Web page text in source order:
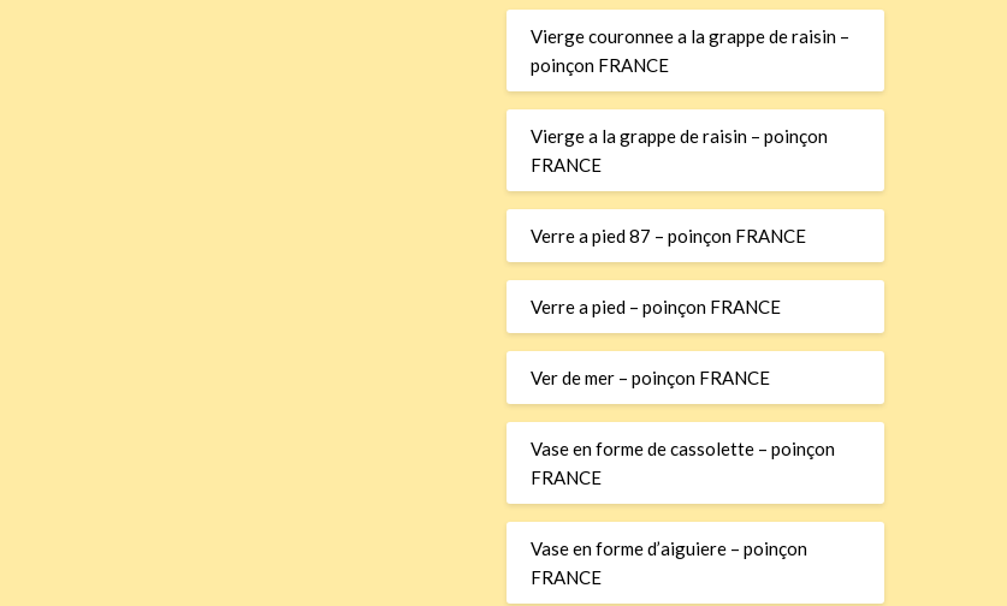
Vierge couronnee a la grappe de raisin –
poinçon FRANCE
Vierge a la grappe de raisin – poinçon
FRANCE
Verre a pied 87 – poinçon FRANCE
Verre a pied – poinçon FRANCE
Ver de mer – poinçon FRANCE
Vase en forme de cassolette – poinçon
FRANCE
Vase en forme d’aiguiere – poinçon
FRANCE